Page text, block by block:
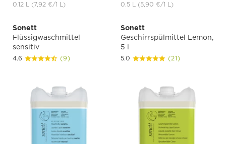
0.12 L (7,92 €/1 L) 0.5 L (5,90 €/1 L)
Sonett
Flüssigwaschmittel
sensitiv
4.6 (9)
Sonett
Geschirrspülmittel Lemon,
5 l
5.0 (21)